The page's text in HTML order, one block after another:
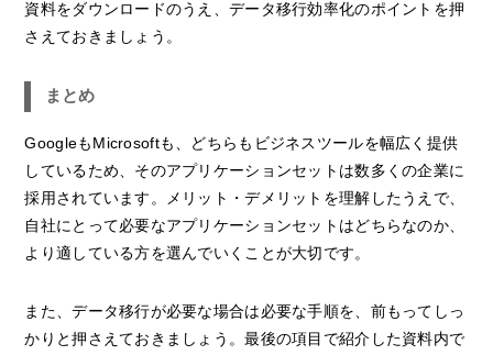
資料をダウンロードのうえ、データ移行効率化のポイントを押
さえておきましょう。
まとめ
GoogleもMicrosoftも、どちらもビジネスツールを幅広く提供
しているため、そのアプリケーションセットは数多くの企業に
採用されています。メリット・デメリットを理解したうえで、
自社にとって必要なアプリケーションセットはどちらなのか、
より適している方を選んでいくことが大切です。
また、データ移行が必要な場合は必要な手順を、前もってしっ
かりと押さえておきましょう。最後の項目で紹介した資料内で